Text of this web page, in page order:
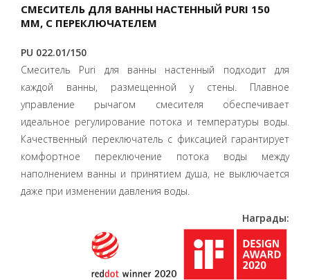
СМЕСИТЕЛЬ ДЛЯ ВАННЫ НАСТЕННЫЙ PURI 150
ММ, С ПЕРЕКЛЮЧАТЕЛЕМ
PU 022.01/150
Смеситель Puri для ванны настенный подходит для
каждой ванны, размещенной у стены. Плавное
управление рычагом смесителя обеспечивает
идеальное регулирование потока и температуры воды.
Качественный переключатель с фиксацией гарантирует
комфортное переключение потока воды между
наполнением ванны и принятием душа, не выключается
даже при изменении давления воды.
Награды: